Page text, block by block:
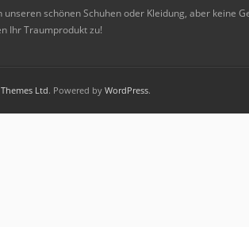
unseren schönen Schuhen oder Kleidung, aber keine
Ihr Traumprodukt zu!
Ltd. Powered by WordPress.